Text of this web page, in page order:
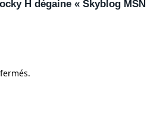
H dégaine « Skyblog MSN